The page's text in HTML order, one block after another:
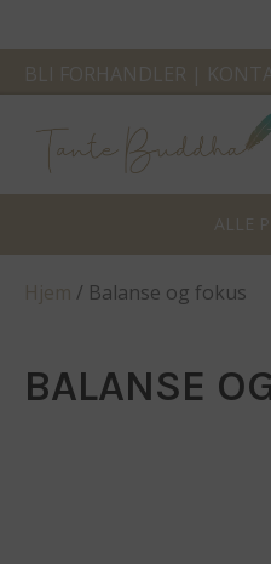
BLI FORHANDLER |
ALLE
Hjem / Balanse og fokus
BALANSE